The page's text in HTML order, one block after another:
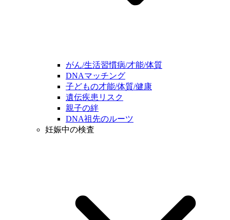
がん/生活習慣病/才能/体質
DNAマッチング
子どもの才能/体質/健康
遺伝疾患リスク
親子の絆
DNA祖先のルーツ
妊娠中の検査